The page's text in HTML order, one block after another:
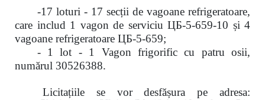
-17 loturi - 17 secții de vagoane refrigeratoare,
care includ 1 vagon de serviciu ЦБ-5-659-10 și 4
vagoane refrigeratoare ЦБ-5-659;
- 1 lot - 1 Vagon frigorific cu patru osii,
numărul 30526388.
Licitațiile se vor desfășura pe adresa: